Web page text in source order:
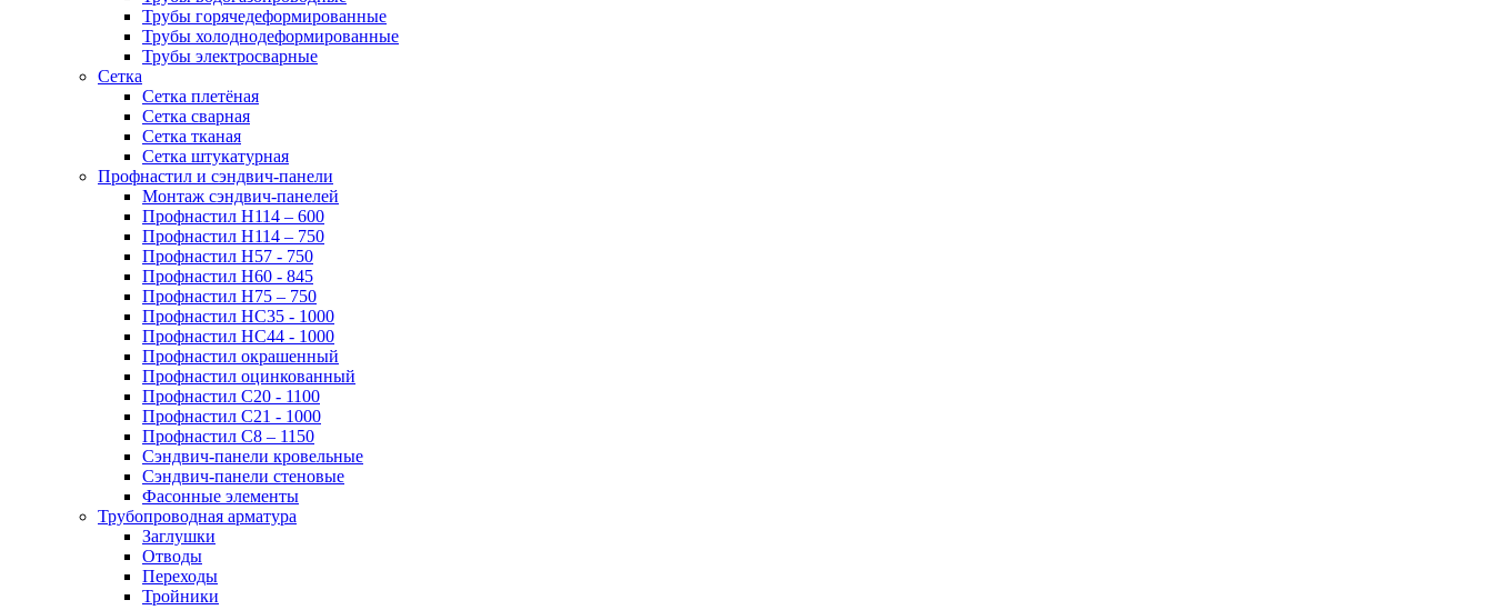
Трубы горячедеформированные
Трубы холоднодеформированные
Трубы электросварные
Сетка
Сетка плетёная
Сетка сварная
Сетка тканая
Сетка штукатурная
Профнастил и сэндвич-панели
Монтаж сэндвич-панелей
Профнастил Н114 – 600
Профнастил Н114 – 750
Профнастил Н57 - 750
Профнастил Н60 - 845
Профнастил Н75 – 750
Профнастил НС35 - 1000
Профнастил НС44 - 1000
Профнастил окрашенный
Профнастил оцинкованный
Профнастил С20 - 1100
Профнастил С21 - 1000
Профнастил С8 – 1150
Сэндвич-панели кровельные
Сэндвич-панели стеновые
Фасонные элементы
Трубопроводная арматура
Заглушки
Отводы
Переходы
Тройники